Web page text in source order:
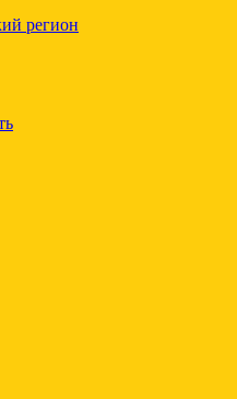
регион